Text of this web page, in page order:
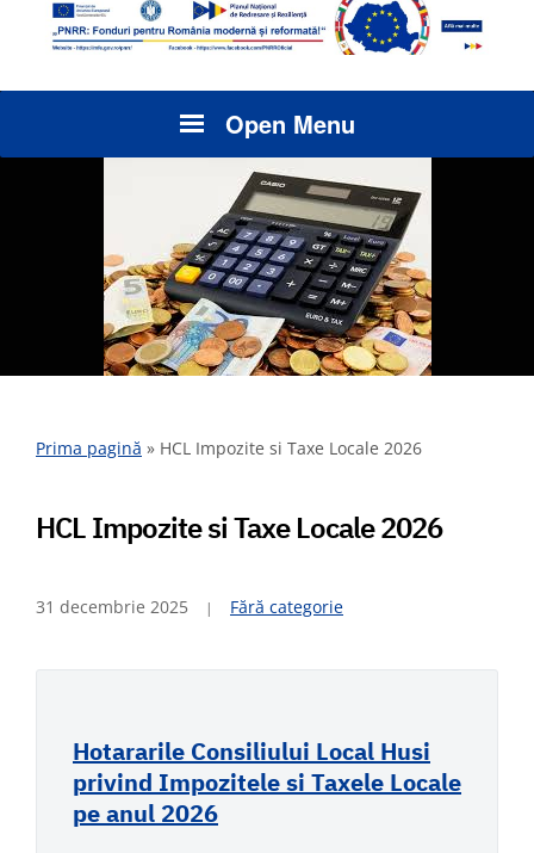
Open Menu
Prima pagină » HCL Impozite si Taxe Locale 2026
HCL Impozite si Taxe Locale 2026
31 decembrie 2025 Fără categorie
Hotararile Consiliului Local Husi
privind Impozitele si Taxele Locale
pe anul 2026